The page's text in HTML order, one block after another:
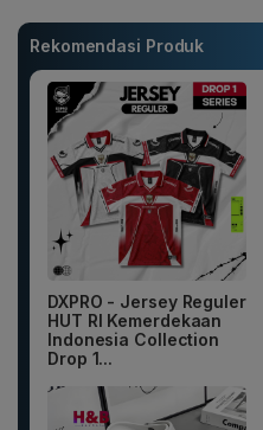
Rekomendasi Produk
DXPRO - Jersey Reguler
HUT RI Kemerdekaan
Indonesia Collection
Drop 1...